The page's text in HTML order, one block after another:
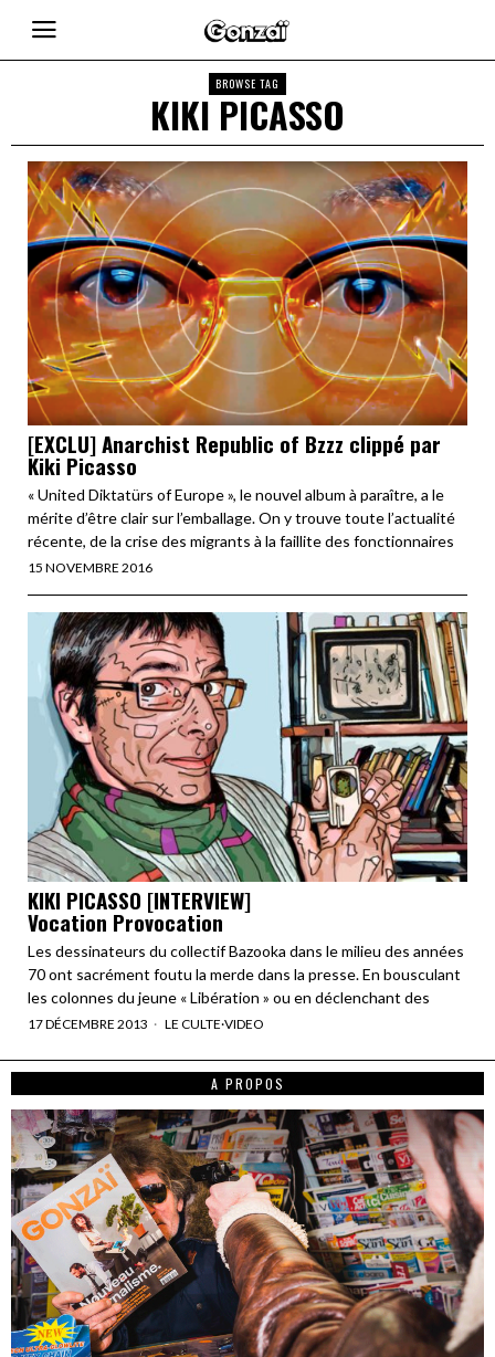
BROWSE TAG
KIKI PICASSO
[EXCLU] Anarchist Republic of Bzzz clippé par
Kiki Picasso
« United Diktatürs of Europe », le nouvel album à paraître, a le
mérite d’être clair sur l’emballage. On y trouve toute l’actualité
récente, de la crise des migrants à la faillite des fonctionnaires
15 NOVEMBRE 2016
KIKI PICASSO [INTERVIEW]
Vocation Provocation
Les dessinateurs du collectif Bazooka dans le milieu des années
70 ont sacrément foutu la merde dans la presse. En bousculant
les colonnes du jeune « Libération » ou en déclenchant des
17 DÉCEMBRE 2013 LE CULTE·VIDEO
A PROPOS